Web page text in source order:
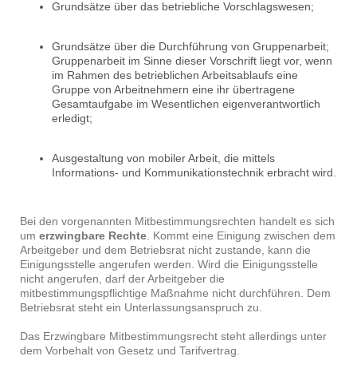
Grundsätze über das betriebliche Vorschlagswesen;
Grundsätze über die Durchführung von Gruppenarbeit;
Gruppenarbeit im Sinne dieser Vorschrift liegt vor, wenn
im Rahmen des betrieblichen Arbeitsablaufs eine
Gruppe von Arbeitnehmern eine ihr übertragene
Gesamtaufgabe im Wesentlichen eigenverantwortlich
erledigt;
Ausgestaltung von mobiler Arbeit, die mittels
Informations- und Kommunikationstechnik erbracht wird.
Bei den vorgenannten Mitbestimmungsrechten handelt es sich
um erzwingbare Rechte. Kommt eine Einigung zwischen dem
Arbeitgeber und dem Betriebsrat nicht zustande, kann die
Einigungsstelle angerufen werden. Wird die Einigungsstelle
nicht angerufen, darf der Arbeitgeber die
mitbestimmungspflichtige Maßnahme nicht durchführen. Dem
Betriebsrat steht ein Unterlassungsanspruch zu.
Das Erzwingbare Mitbestimmungsrecht steht allerdings unter
dem Vorbehalt von Gesetz und Tarifvertrag.